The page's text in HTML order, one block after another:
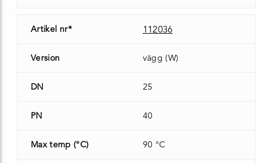
Artikel nr* 112036
Version vägg (W)
DN 25
PN 40
Max temp (°C) 90 °C